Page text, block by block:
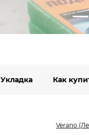
Укладка Как
Verano